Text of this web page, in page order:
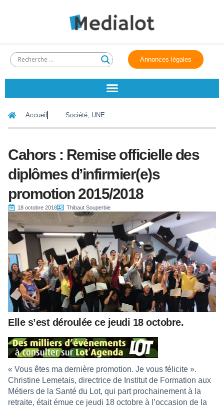
Annonces légales
Accueil Société, UNE
Cahors : Remise officielle des
diplômes d’infirmier(e)s
promotion 2015/2018
18 octobre 2018 Thibaut Souperbie
Elle s’est déroulée ce jeudi 18 octobre.
« Vous êtes ma dernière promotion. Je vous félicite ».
Christine Lemetais, directrice de Institut de Formation aux
Métiers de la Santé du Lot, qui part prochainement à la
retraite, était émue ce jeudi 18 octobre à l’occasion de la